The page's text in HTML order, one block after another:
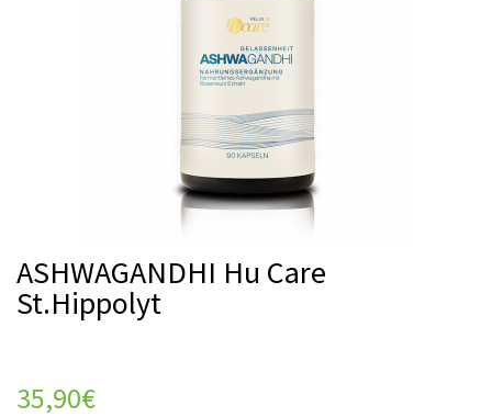
ASHWAGANDHI Hu Care
St.Hippolyt
35,90€